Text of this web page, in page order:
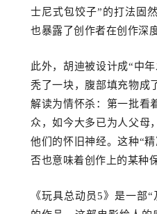
士尼式包饺子”的打法 固
也暴露了创作者在创作深
此外，胡迪被设计成“中
秃了一块，腹部填充物成
解读为情怀杀：第一批看
众，如今大多已为人父母
他们的怀旧神经。这种“
否也意味着创作上的某种
《玩具总动员5》是一部“